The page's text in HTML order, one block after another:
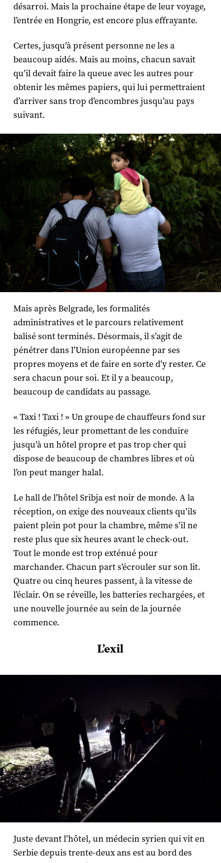
désarroi. Mais la prochaine étape de leur voyage,
l’entrée en Hongrie, est encore plus effrayante.
Certes, jusqu’à présent personne ne les a
beaucoup aidés. Mais au moins, chacun savait
qu’il devait faire la queue avec les autres pour
obtenir les mêmes papiers, qui lui permettraient
d’arriver sans trop d’encombres jusqu’au pays
suivant.
Mais après Belgrade, les formalités
administratives et le parcours relativement
balisé sont terminés. Désormais, il s’agit de
pénétrer dans l’Union européenne par ses
propres moyens et de faire en sorte d’y rester. Ce
sera chacun pour soi. Et il y a beaucoup,
beaucoup de candidats au passage.
« Taxi ! Taxi ! » Un groupe de chauffeurs fond sur
les réfugiés, leur promettant de les conduire
jusqu’à un hôtel propre et pas trop cher qui
dispose de beaucoup de chambres libres et où
l’on peut manger halal.
Le hall de l’hôtel Sribja est noir de monde. A la
réception, on exige des nouveaux clients qu’ils
paient plein pot pour la chambre, même s’il ne
reste plus que six heures avant le check-out.
Tout le monde est trop exténué pour
marchander. Chacun part s’écrouler sur son lit.
Quatre ou cinq heures passent, à la vitesse de
l’éclair. On se réveille, les batteries rechargées, et
une nouvelle journée au sein de la journée
commence.
L’exil
Juste devant l’hôtel, un médecin syrien qui vit en
Serbie depuis trente-deux ans est au bord des